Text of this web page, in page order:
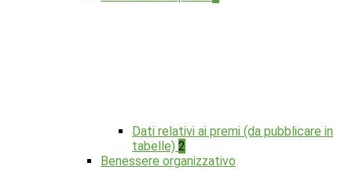
Dati relativi ai premi (da pubblicare in
tabelle) 2
Benessere organizzativo